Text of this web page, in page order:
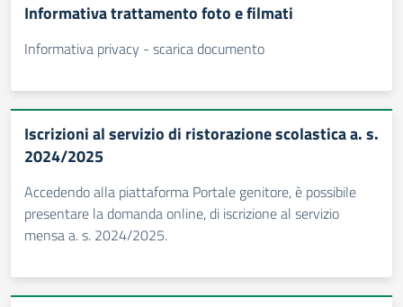
Informativa trattamento foto e filmati
Informativa privacy - scarica documento
Iscrizioni al servizio di ristorazione scolastica a. s.
2024/2025
Accedendo alla piattaforma Portale genitore, è possibile
presentare la domanda online, di iscrizione al servizio
mensa a. s. 2024/2025.